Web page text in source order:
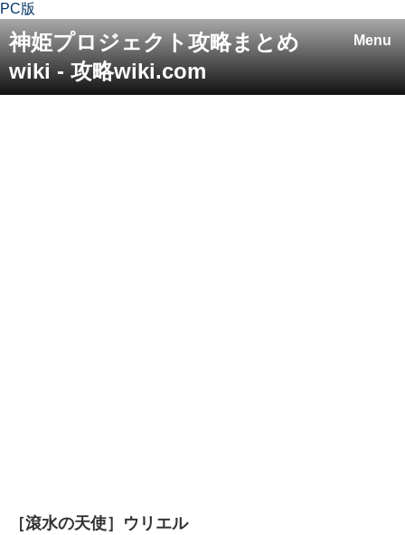
PC版
Menu
神姫プロジェクト攻略まとめ
wiki - 攻略wiki.com
［滾水の天使］ウリエル